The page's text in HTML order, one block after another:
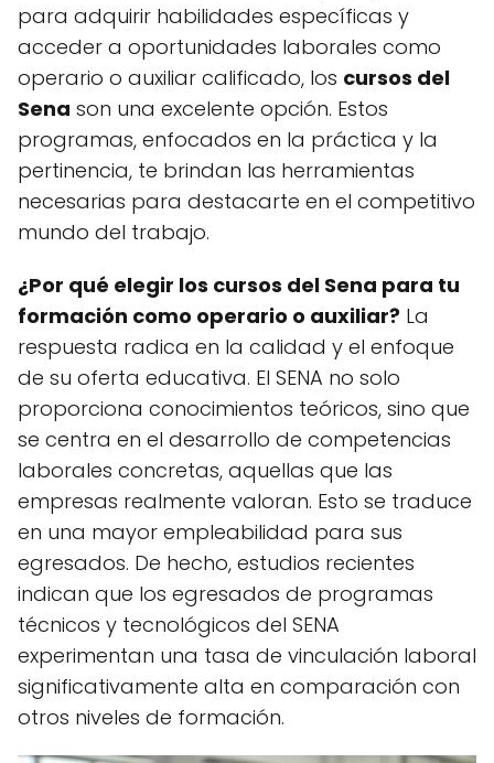
para adquirir habilidades específicas y
acceder a oportunidades laborales como
operario o auxiliar calificado, los cursos del
Sena son una excelente opción. Estos
programas, enfocados en la práctica y la
pertinencia, te brindan las herramientas
necesarias para destacarte en el competitivo
mundo del trabajo.
¿Por qué elegir los cursos del Sena para tu
formación como operario o auxiliar? La
respuesta radica en la calidad y el enfoque
de su oferta educativa. El SENA no solo
proporciona conocimientos teóricos, sino que
se centra en el desarrollo de competencias
laborales concretas, aquellas que las
empresas realmente valoran. Esto se traduce
en una mayor empleabilidad para sus
egresados. De hecho, estudios recientes
indican que los egresados de programas
técnicos y tecnológicos del SENA
experimentan una tasa de vinculación laboral
significativamente alta en comparación con
otros niveles de formación.